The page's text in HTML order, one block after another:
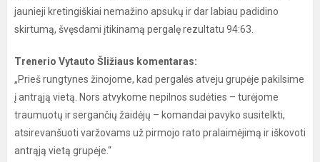
jaunieji kretingiškiai nemažino apsukų ir dar labiau padidino
skirtumą, švęsdami įtikinamą pergalę rezultatu 94:63.
Trenerio Vytauto Šližiaus komentaras:
„Prieš rungtynes žinojome, kad pergalės atveju grupėje pakilsime
į antrąją vietą. Nors atvykome nepilnos sudėties – turėjome
traumuotų ir sergančių žaidėjų – komandai pavyko susitelkti,
atsirevanšuoti varžovams už pirmojo rato pralaimėjimą ir iškovoti
antrąją vietą grupėje.“